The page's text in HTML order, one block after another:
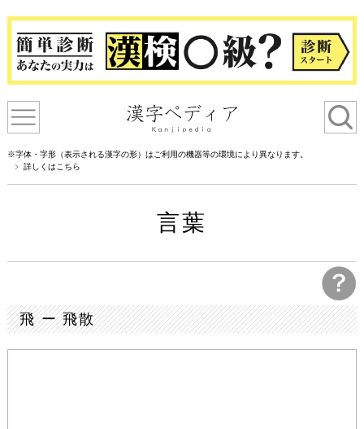
※字体・字形（表示される漢字の形）はご利用の機器等の環境により異なります。
詳しくはこちら
言葉
飛 ー 飛散